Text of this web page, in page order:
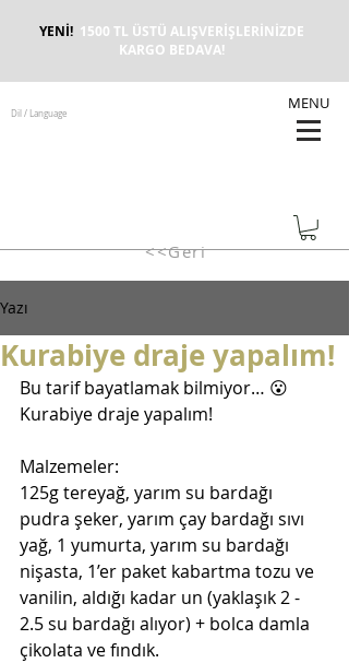
YENİ! 1500 TL ÜSTÜ ALIŞVERİŞLERİNİZDE
KARGO BEDAVA!
MENU
Dil / Language
<<Geri
Yazı
Kurabiye draje yapalım!
Bu tarif bayatlamak bilmiyor… 😮
Kurabiye draje yapalım!
Malzemeler:
125g tereyağ, yarım su bardağı
pudra şeker, yarım çay bardağı sıvı
yağ, 1 yumurta, yarım su bardağı
nişasta, 1’er paket kabartma tozu ve
vanilin, aldığı kadar un (yaklaşık 2 -
2.5 su bardağı alıyor) + bolca damla
çikolata ve fındık.